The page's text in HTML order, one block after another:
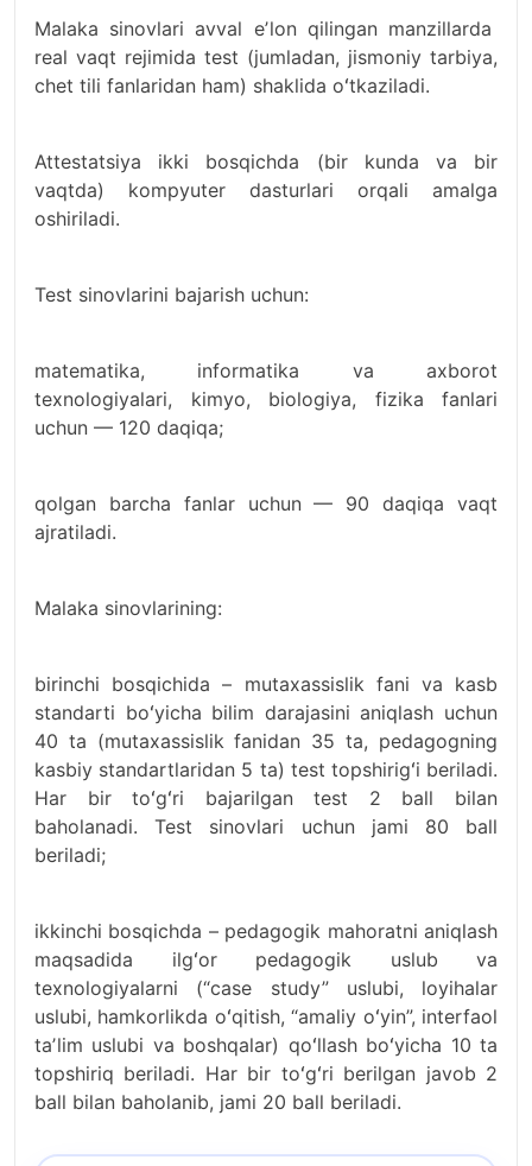
Malaka sinovlari avval eʼlon qilingan manzillarda
real vaqt rejimida test (jumladan, jismoniy tarbiya,
chet tili fanlaridan ham) shaklida oʻtkaziladi.
Attestatsiya ikki bosqichda (bir kunda va bir
vaqtda) kompyuter dasturlari orqali amalga
oshiriladi.
Test sinovlarini bajarish uchun:
matematika, informatika va axborot
texnologiyalari, kimyo, biologiya, fizika fanlari
uchun — 120 daqiqa;
qolgan barcha fanlar uchun — 90 daqiqa vaqt
ajratiladi.
Malaka sinovlarining:
birinchi bosqichida – mutaxassislik fani va kasb
standarti boʻyicha bilim darajasini aniqlash uchun
40 ta (mutaxassislik fanidan 35 ta, pedagogning
kasbiy standartlaridan 5 ta) test topshirigʻi beriladi.
Har bir toʻgʻri bajarilgan test 2 ball bilan
baholanadi. Test sinovlari uchun jami 80 ball
beriladi;
ikkinchi bosqichda – pedagogik mahoratni aniqlash
maqsadida ilgʻor pedagogik uslub va
texnologiyalarni (“case study” uslubi, loyihalar
uslubi, hamkorlikda oʻqitish, “amaliy oʻyin”, interfaol
taʼlim uslubi va boshqalar) qoʻllash boʻyicha 10 ta
topshiriq beriladi. Har bir toʻgʻri berilgan javob 2
ball bilan baholanib, jami 20 ball beriladi.